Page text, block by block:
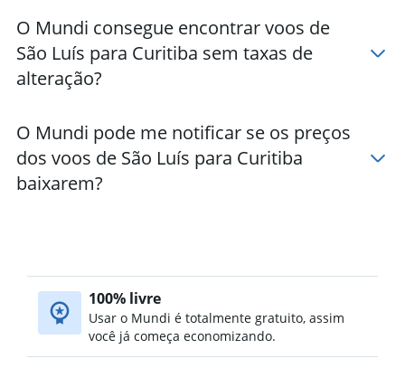
O Mundi consegue encontrar voos de
São Luís para Curitiba sem taxas de
alteração?
O Mundi pode me notificar se os preços
dos voos de São Luís para Curitiba
baixarem?
100% livre
Usar o Mundi é totalmente gratuito, assim
você já começa economizando.